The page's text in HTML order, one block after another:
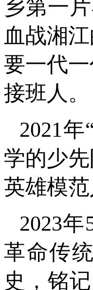
乡第一
血战湘
要一代
接班人。
2021
学的少
英雄模
2023
革命传
史，铭